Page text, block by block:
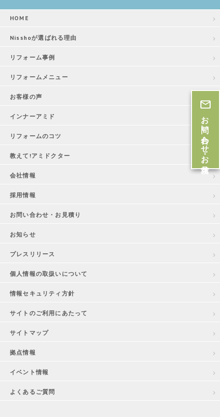
HOME
Nisshoが選ばれる理由
リフォーム事例
リフォームメニュー
お客様の声
インナーアミド
リフォームのコツ
教えて!アミドクター
会社情報
採用情報
お問い合わせ・お見積り
お知らせ
プレスリリース
個人情報の取扱いについて
情報セキュリティ方針
サイトのご利用にあたって
サイトマップ
拠点情報
イベント情報
よくあるご質問
お問い合わせ・お見積